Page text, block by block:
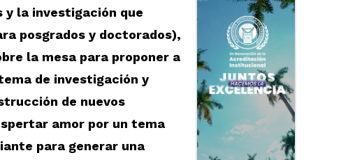
y la investigación que
posgrados y doctorados),
la mesa para proponer a
de investigación y
de nuevos
amor por un tema
para generar una